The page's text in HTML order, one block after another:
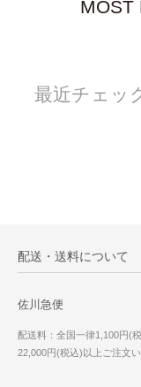
MOST
最近チェッ
配送・送料について
佐川急便
配送料：全国一律1,100円(
22,000円(税込)以上ご注文